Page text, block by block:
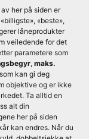
her på siden er
«beste»,
låneprodukter
veiledende for det
parametere som
, maks.
kan gi deg
objektive og er ikke
Ta alltid en
alt din
her på siden
kan endres. Når du